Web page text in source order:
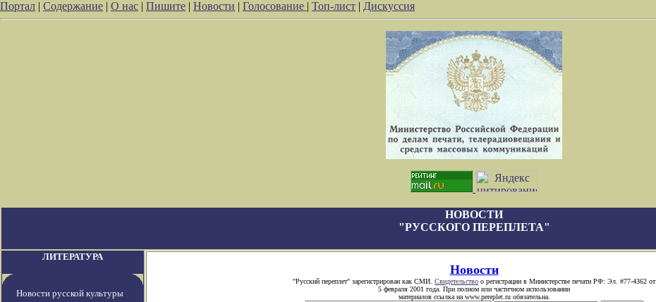
Портал | Содержание | О нас | Пишите | Новости | Голосование | Топ-лист | Дискуссия
НОВОСТИ
"РУССКОГО ПЕРЕПЛЕТА"
ЛИТЕРАТУРА
Новости русской культуры
Новости
"Русский переплет" зарегистрирован как СМИ. Свидетельство о регистрации в Министерстве печати РФ: Эл. #77-4362 от
5 февраля 2001 года. При полном или частичном использовании
материалов ссылка на www.pereplet.ru обязательна.